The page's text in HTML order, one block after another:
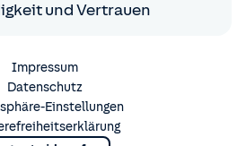
und Vertrauen
Impressum
Datenschutz
Einstellungen